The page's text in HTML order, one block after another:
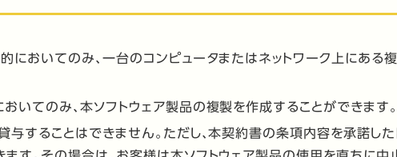
においてのみ、一台のコンピュータまたはネットワーク上にある
いてのみ、本ソフトウェア製品の複製を作成することができます。
与することはできません。ただし、本契約書の条項内容を承諾し